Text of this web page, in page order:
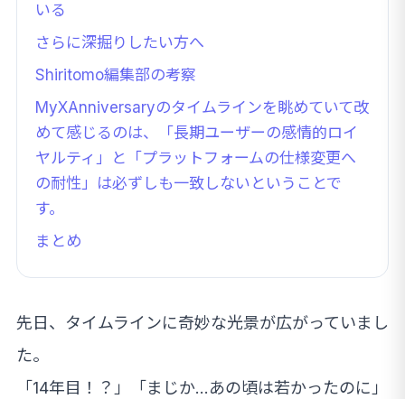
いる
さらに深掘りしたい方へ
Shiritomo編集部の考察
MyXAnniversaryのタイムラインを眺めていて改
めて感じるのは、「長期ユーザーの感情的ロイ
ヤルティ」と「プラットフォームの仕様変更へ
の耐性」は必ずしも一致しないということで
す。
まとめ
先日、タイムラインに奇妙な光景が広がっていまし
た。
「14年目！？」「まじか…あの頃は若かったのに」